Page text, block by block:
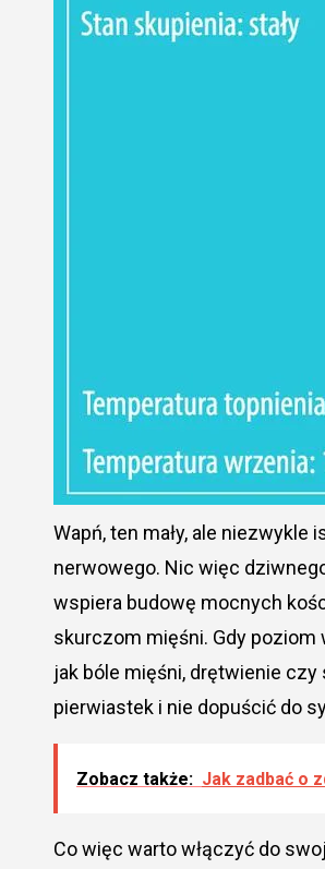
Wapń, ten mały, ale niezwykle
nerwowego. Nic więc
wspiera budowę mocnych
skurczom mięśni. Gdy poziom
jak bóle mięśni, drętwienie
pierwiastek i nie dopuścić do
Zobacz także: Jak zadbać o
Co więc warto włączyć do